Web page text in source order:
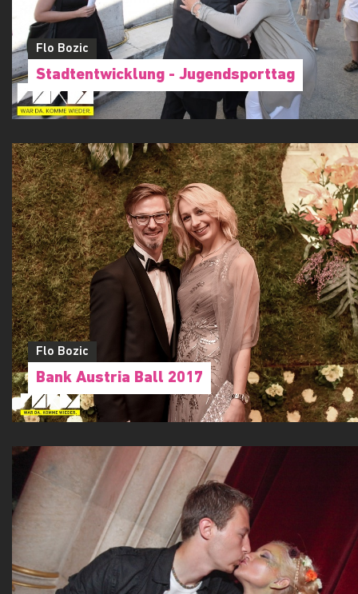
Flo Bozic
Stadtentwicklung - Jugendsporttag
Flo Bozic
Bank Austria Ball 2017